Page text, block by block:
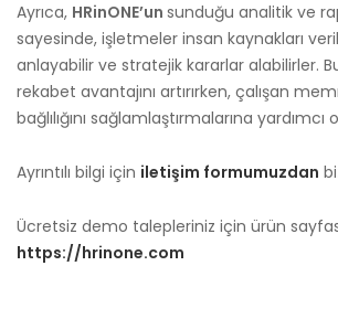
Ayrıca, HRinONE’un sunduğu analitik ve
sayesinde, işletmeler insan kaynakları
anlayabilir ve stratejik kararlar alabilirler.
rekabet avantajını artırırken, çalışan
bağlılığını sağlamlaştırmalarına yardımcı
Ayrıntılı bilgi için iletişim formumuzdan
Ücretsiz demo talepleriniz için ürün
https://hrinone.com